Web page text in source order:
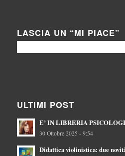
LASCIA UN “MI PIACE”
ULTIMI POST
E’ IN LIBRERIA
30 Ottobre 2025 - 9:54
Didattica violinistica: due